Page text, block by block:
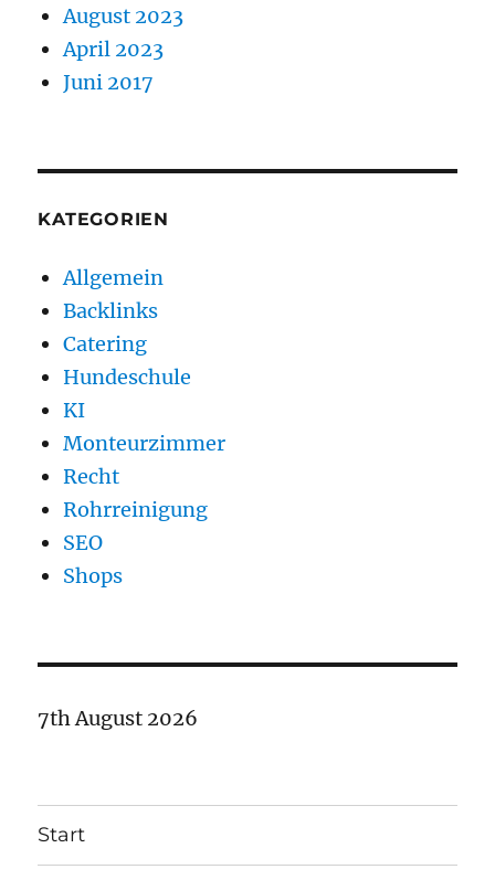
August 2023
April 2023
Juni 2017
KATEGORIEN
Allgemein
Backlinks
Catering
Hundeschule
KI
Monteurzimmer
Recht
Rohrreinigung
SEO
Shops
7th August 2026
Start